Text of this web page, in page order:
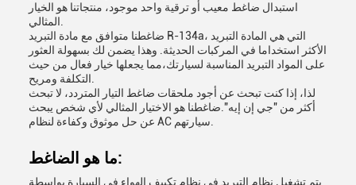
استبدال ضاغط معيب أو ترقية واحد موجود، منتجاتنا هو الخيار
ضاغطنا متوافق مع مادة التبريد R-134a، التي هي المادة التبريد
الأكثر استخداما في المركبات الحديثة. وهذا يضمن لك بسهولة العثور
على المواد التبريد المناسبة لسيارتك،مما يجعلها خيار فعال من حيث
لذا، إذا كنت تبحث عن أجود ملحقات ضاغط التيار المتردد، لا تبحث
أكثر من "جي إن إيه".ضاغطنا هو الاختيار المثالي لأي شخص يبحث
ما هو الضاغط:
يتم تشغيل نظام التبريد في نظام تكييف الهواء في السيارة بواسطة